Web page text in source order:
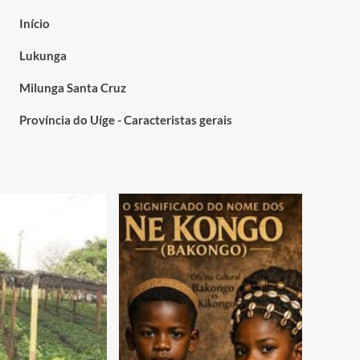
Início
Lukunga
Milunga Santa Cruz
Província do Uíge - Caracteristas gerais